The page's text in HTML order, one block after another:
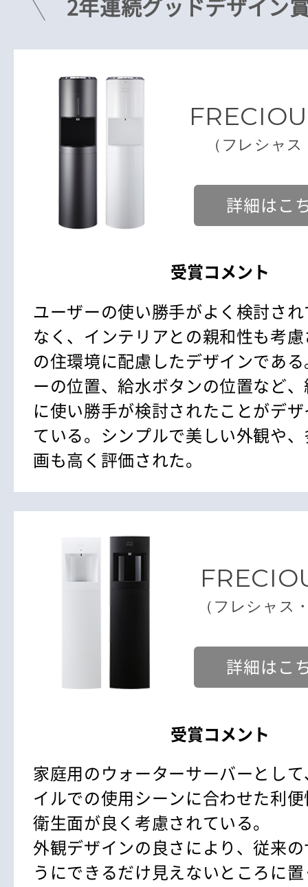
2年連続グッドデザイン
（フレシャ
詳細はこ
受賞コメント
ユーザーの使い勝手がよく検討さ
なく、インテリアとの親和性も考
の住環境に配慮したデザインであ
ーの位置、給水ボタンの位置など
に使い勝手が検討されたことがデ
ている。シンプルで美しい外観や
画も高く評価された。
（フレシャス
詳細はこ
受賞コメント
家庭用のウォーターサーバーとし
イルでの使用シーンに合わせた利
衛生面が良く考慮されている。
外観デザインの良さにより、従来
うにできるだけ見えないところに